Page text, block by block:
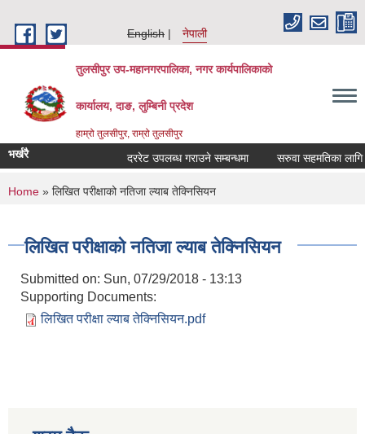
English
नेपाली
तुलसीपुर उप-महानगरपालिका, नगर कार्यपालिकाको
कार्यालय, दाङ, लुम्बिनी प्रदेश
हाम्रो तुलसीपुर, राम्रो तुलसीपुर
भर्खरै दररेट उपलब्ध गराउने सम्बन्धमा सरुवा सहमतिका लागि
You are here
Home » लिखित परीक्षाको नतिजा ल्याब तेक्निसियन
लिखित परीक्षाको नतिजा ल्याब तेक्निसियन
Submitted on: Sun, 07/29/2018 - 13:13
Supporting Documents:
लिखित परीक्षा ल्याब तेक्निसियन.pdf